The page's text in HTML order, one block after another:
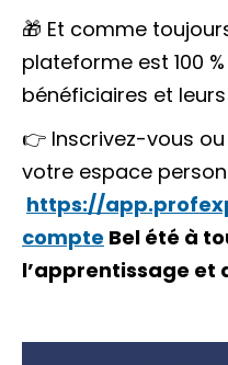
🎁 Et comme
plateforme est 100
bénéficiaires et
👉 Inscrivez-vous
votre espace
https://
compte Bel été à
l’apprentissage et